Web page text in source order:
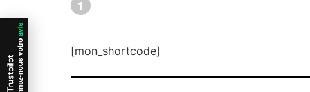
1
[mon_shortcode]